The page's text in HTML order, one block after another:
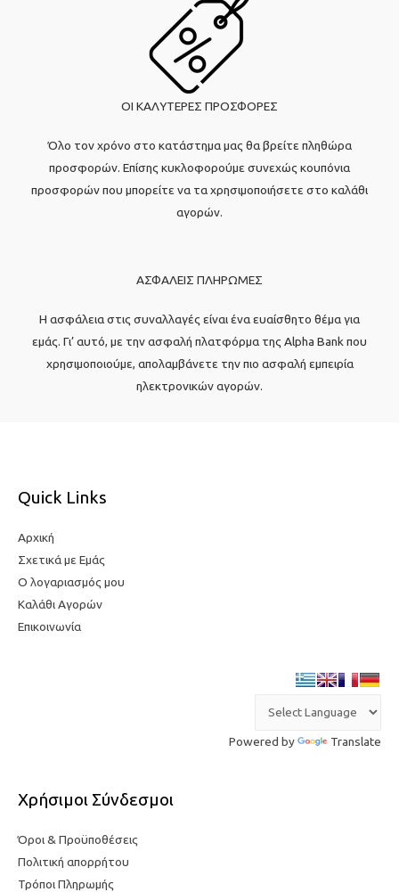
ΟΙ ΚΑΛΥΤΕΡΕΣ ΠΡΟΣΦΟΡΕΣ
Όλο τον χρόνο στο κατάστημα μας θα βρείτε πληθώρα
προσφορών. Επίσης κυκλοφορούμε συνεχώς κουπόνια
προσφορών που μπορείτε να τα χρησιμοποιήσετε στο καλάθι
αγορών.
ΑΣΦΑΛΕΙΣ ΠΛΗΡΩΜΕΣ
Η ασφάλεια στις συναλλαγές είναι ένα ευαίσθητο θέμα για
εμάς. Γι’ αυτό, με την ασφαλή πλατφόρμα της Alpha Bank που
χρησιμοποιούμε, απολαμβάνετε την πιο ασφαλή εμπειρία
ηλεκτρονικών αγορών.
Quick Links
Αρχική
Σχετικά με Εμάς
Ο λογαριασμός μου
Καλάθι Αγορών
Επικοινωνία
Powered by Translate
Χρήσιμοι Σύνδεσμοι
Όροι & Προϋποθέσεις
Πολιτική απορρήτου
Τρόποι Πληρωμής